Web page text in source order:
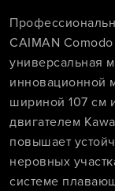
CAIMAN
универсальная
инновационной
шириной 107 см
двигателем
повышает
неровных
системе